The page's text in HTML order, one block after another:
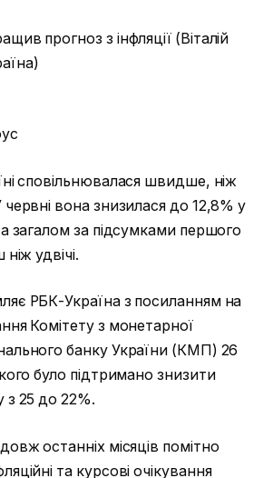
прогноз з інфляції (Віталій
сповільнювалася швидше, ніж
вона знизилася до 12,8% у
а загалом за підсумками першого
удвічі.
РБК-Україна з посиланням на
Комітету з монетарної
банку України (КМП) 26
було підтримано знизити
з 25 до 22%.
останніх місяців помітно
та курсові очікування